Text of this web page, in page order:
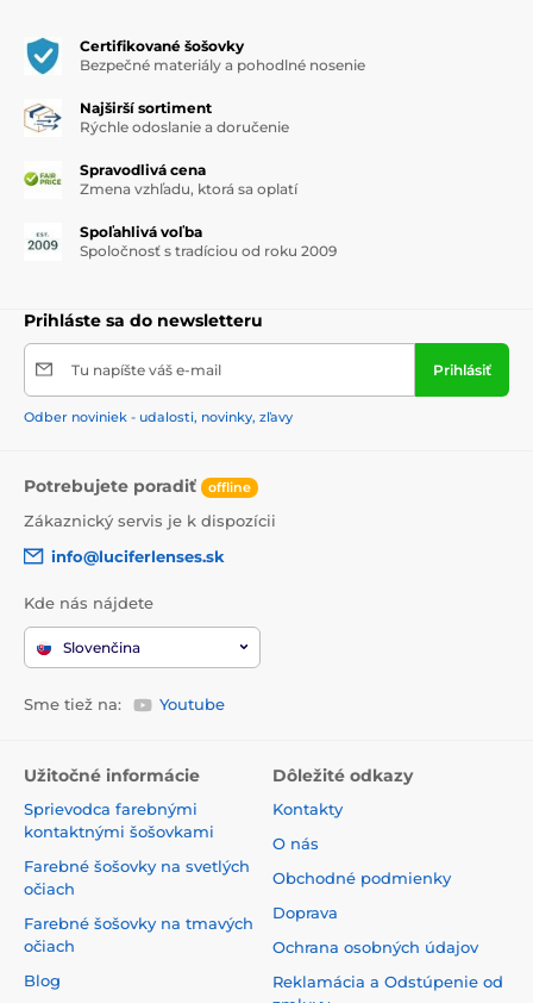
Certifikované šošovky
Bezpečné materiály a pohodlné nosenie
Najširší sortiment
Rýchle odoslanie a doručenie
Spravodlivá cena
Zmena vzhľadu, ktorá sa oplatí
Spoľahlivá voľba
Spoločnosť s tradíciou od roku 2009
Prihláste sa do newsletteru
Tu napíšte váš e-mail Prihlásiť
Odber noviniek - udalosti, novinky, zľavy
Potrebujete poradiť offline
Zákaznický servis je k dispozícii
info@luciferlenses.sk
Kde nás nájdete
Slovenčina
Sme tiež na: Youtube
Užitočné informácie
Sprievodca farebnými
kontaktnými šošovkami
Farebné šošovky na svetlých
očiach
Farebné šošovky na tmavých
očiach
Blog
Dôležité odkazy
Kontakty
O nás
Obchodné podmienky
Doprava
Ochrana osobných údajov
Reklamácia a Odstúpenie od